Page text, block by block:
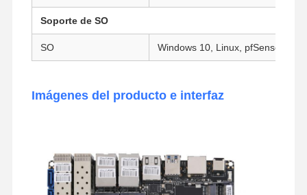
Soporte de SO
SO Windows 10, Linux, pfSense, etc.
Imágenes del producto e interfaz